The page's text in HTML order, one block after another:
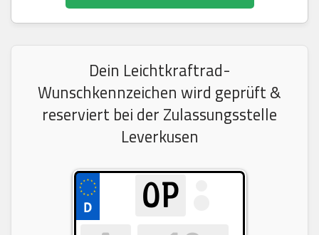
Dein Leichtkraftrad-
Wunschkennzeichen wird geprüft &
reserviert bei der Zulassungsstelle
Leverkusen